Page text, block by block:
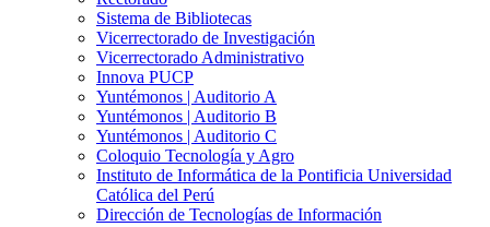
Sistema de Bibliotecas
Vicerrectorado de Investigación
Vicerrectorado Administrativo
Innova PUCP
Yuntémonos | Auditorio A
Yuntémonos | Auditorio B
Yuntémonos | Auditorio C
Coloquio Tecnología y Agro
Instituto de Informática de la Pontificia Universidad
Católica del Perú
Dirección de Tecnologías de Información